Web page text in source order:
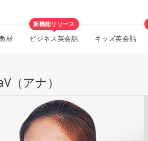
材
新機能リリース
ビジネス英会話 キッズ英会話
（アナ）